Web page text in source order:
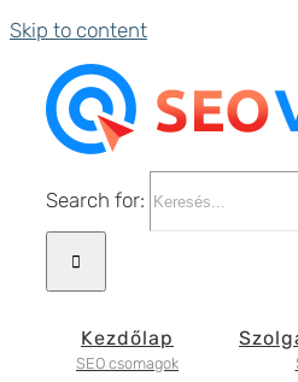
Skip to content
Search for:
Kezdőlap
SEO csomagok